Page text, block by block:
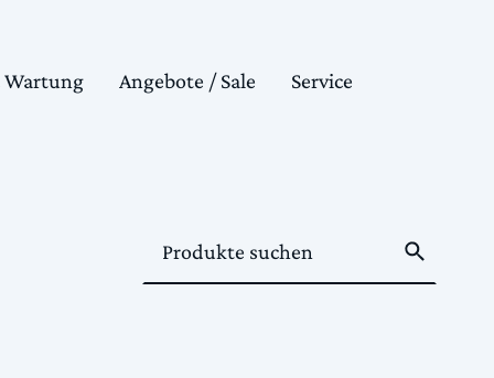
Wartung Angebote / Sale Service